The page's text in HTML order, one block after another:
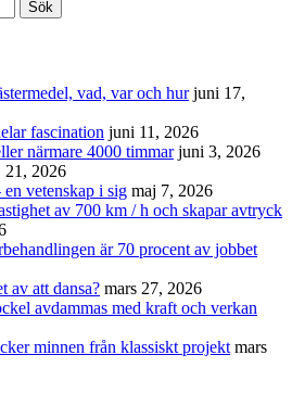
vad, var och hur juni 17,
fascination juni 11, 2026
närmare 4000 timmar juni 3, 2026
21, 2026
vetenskap i sig maj 7, 2026
av 700 km / h och skapar avtryck
är 70 procent av jobbet
av att dansa? mars 27, 2026
avdammas med kraft och verkan
minnen från klassiskt projekt mars